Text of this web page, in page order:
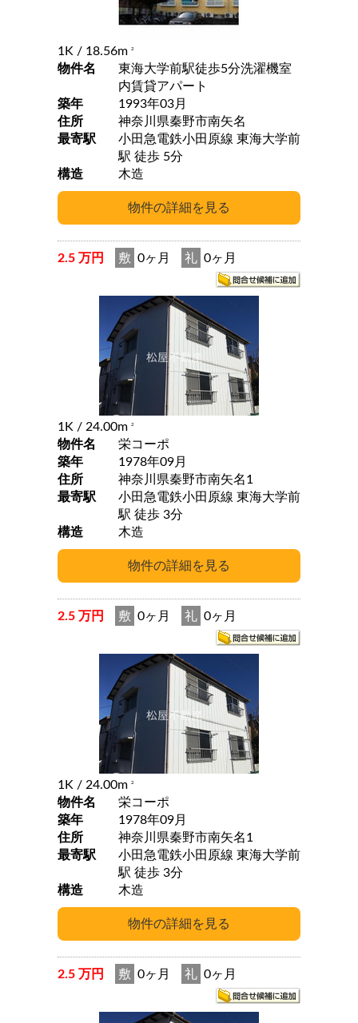
1K / 18.56m 2
物件名
東海大学前駅徒歩5分洗濯機室
内賃貸アパート
築年
1993年03月
住所
神奈川県秦野市南矢名
最寄駅
小田急電鉄小田原線 東海大学前
駅 徒歩 5分
構造
木造
2.5 万円 敷 0ヶ月 礼 0ヶ月
1K / 24.00m 2
物件名
栄コーポ
築年
1978年09月
住所
神奈川県秦野市南矢名1
最寄駅
小田急電鉄小田原線 東海大学前
駅 徒歩 3分
構造
木造
2.5 万円 敷 0ヶ月 礼 0ヶ月
1K / 24.00m 2
物件名
栄コーポ
築年
1978年09月
住所
神奈川県秦野市南矢名1
最寄駅
小田急電鉄小田原線 東海大学前
駅 徒歩 3分
構造
木造
2.5 万円 敷 0ヶ月 礼 0ヶ月